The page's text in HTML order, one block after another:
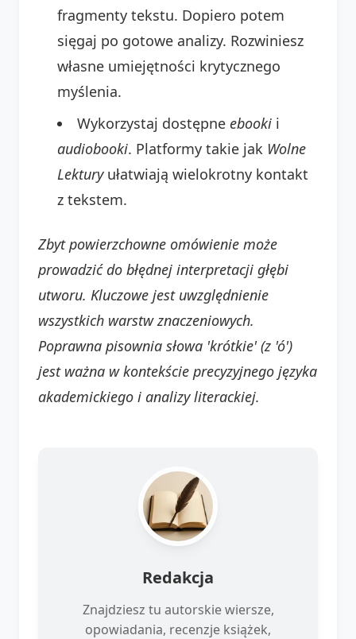
fragmenty tekstu. Dopiero potem
sięgaj po gotowe analizy. Rozwiniesz
własne umiejętności krytycznego
myślenia.
Wykorzystaj dostępne ebooki i
audiobooki. Platformy takie jak Wolne
Lekturyułatwiają wielokrotny kontakt
z tekstem.
Zbyt powierzchowne omówienie może
prowadzić do błędnej interpretacji głębi
utworu. Kluczowe jest uwzględnienie
wszystkich warstw znaczeniowych.
Poprawna pisownia słowa 'krótkie' (z 'ó')
jest ważna w kontekście precyzyjnego języka
akademickiego i analizy literackiej.
Redakcja
Znajdziesz tu autorskie wiersze,
opowiadania, recenzje książek,